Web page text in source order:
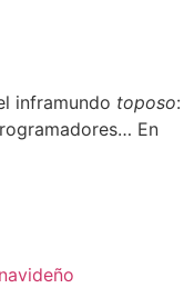
inframundo toposo:
En